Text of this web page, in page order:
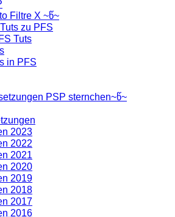
Filtre X ~წ~
zu PFS
Tuts
in PFS
PSP sternchen~წ~
2023
2022
2021
2020
2019
2018
2017
2016